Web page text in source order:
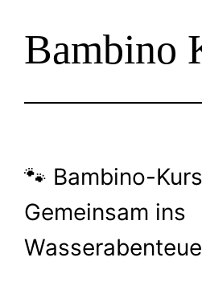
Bambino
🐾 Bambino-
Gemeinsam ins